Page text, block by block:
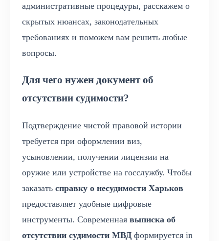
административные процедуры, расскажем о
скрытых нюансах, законодательных
требованиях и поможем вам решить любые
вопросы.
Для чего нужен документ об
отсутствии судимости?
Подтверждение чистой правовой истории
требуется при оформлении виз,
усыновлении, получении лицензии на
оружие или устройстве на госслужбу. Чтобы
заказать справку о несудимости Харьков
предоставляет удобные цифровые
инструменты. Современная выписка об
отсутствии судимости МВД формируется in